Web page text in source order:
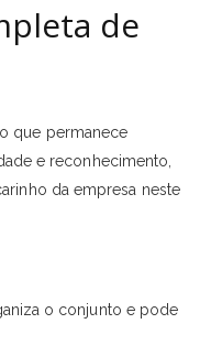
de
que permanece
e reconhecimento,
da empresa neste
o conjunto e pode